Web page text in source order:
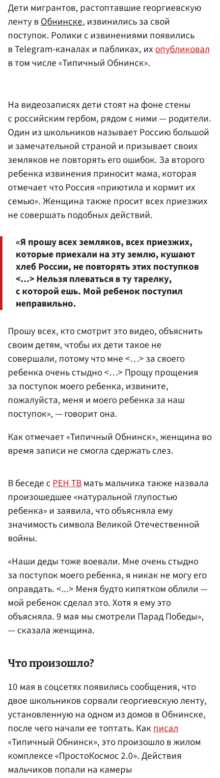
Дети мигрантов, растоптавшие георгиевскую
ленту в Обнинске, извинились за свой
поступок. Ролики с извинениями появились
в Telegram-каналах и пабликах, их опубликовал
в том числе «Типичный Обнинск».
На видеозаписях дети стоят на фоне стены
с российским гербом, рядом с ними — родители.
Один из школьников называет Россию большой
и замечательной страной и призывает своих
земляков не повторять его ошибок. За второго
ребенка извинения приносит мама, которая
отмечает что Россия «приютила и кормит их
семью». Женщина также просит всех приезжих
не совершать подобных действий.
«Я прошу всех земляков, всех приезжих,
которые приехали на эту землю, кушают
хлеб России, не повторять этих поступков
<...> Нельзя плеваться в ту тарелку,
с которой ешь. Мой ребенок поступил
неправильно.
Прошу всех, кто смотрит это видео, объяснить
своим детям, чтобы их дети такое не
совершали, потому что мне <…> за своего
ребенка очень стыдно <…> Прощу прощения
за поступок моего ребенка, извините,
пожалуйста, меня и моего ребенка за наш
поступок», — говорит она.
Как отмечает «Типичный Обнинск», женщина во
время записи не смогла сдержать слез.
В беседе сРЕН ТВмать мальчика также назвала
произошедшее «натуральной глупостью
ребенка» и заявила, что объясняла ему
значимость символа Великой Отечественной
войны.
«Наши деды тоже воевали. Мне очень стыдно
за поступок моего ребенка, я никак не могу его
оправдать. <...> Меня будто кипятком облили —
мой ребенок сделал это. Хотя я ему это
объясняла. 9 мая мы смотрели Парад Победы»,
— сказала женщина.
Что произошло?
10 мая в соцсетях появились сообщения, что
двое школьников сорвали георгиевскую ленту,
установленную на одном из домов в Обнинске,
после чего начали ее топтать. Какписал
«Типичный Обнинск», это произошло в жилом
комплексе «ПростоКосмос 2.0». Действия
мальчиков попали на камеры